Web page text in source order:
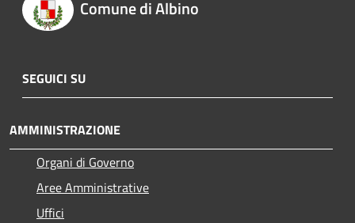
Comune di Albino
SEGUICI SU
AMMINISTRAZIONE
Organi di Governo
Aree Amministrative
Uffici